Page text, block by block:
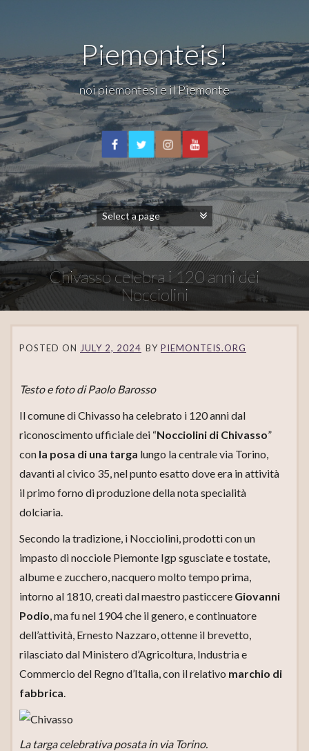
Piemonteis!
noi piemontesi e il Piemonte
Chivasso celebra i 120 anni dei
Nocciolini
POSTED ON JULY 2, 2024 BY PIEMONTEIS.ORG
Testo e foto di Paolo Barosso
Il comune di Chivasso ha celebrato i 120 anni dal
riconoscimento ufficiale dei “Nocciolini di Chivasso”
con la posa di una targa lungo la centrale via Torino,
davanti al civico 35, nel punto esatto dove era in attività
il primo forno di produzione della nota specialità
dolciaria.
Secondo la tradizione, i Nocciolini, prodotti con un
impasto di nocciole Piemonte Igp sgusciate e tostate,
albume e zucchero, nacquero molto tempo prima,
intorno al 1810, creati dal maestro pasticcere Giovanni
Podio, ma fu nel 1904 che il genero, e continuatore
dell’attività, Ernesto Nazzaro, ottenne il brevetto,
rilasciato dal Ministero d’Agricoltura, Industria e
Commercio del Regno d’Italia, con il relativo marchio di
fabbrica.
La targa celebrativa posata in via Torino.